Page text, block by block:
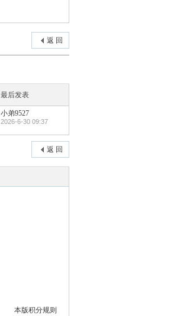
返 回
最后发表
小弟9527
2026-6-30 09:37
返 回
本版积分规则